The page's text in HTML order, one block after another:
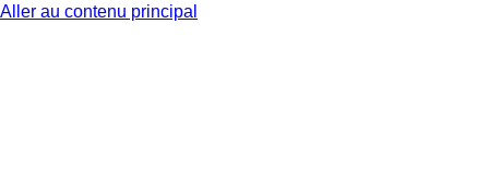
Aller au contenu principal